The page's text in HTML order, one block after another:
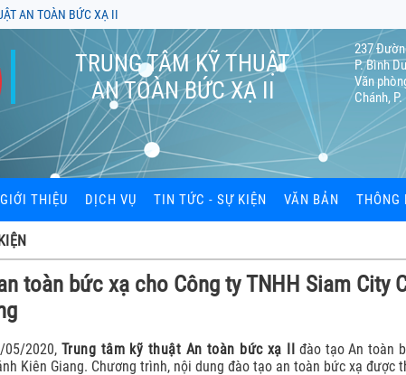
AN TOÀN BỨC XẠ II
TRUNG TÂM KỸ THUẬT
AN TOÀN BỨC XẠ II
237
P. Bình
Văn
Chánh,
GIỚI THIỆU DỊCH VỤ
Kiểm định thiết bị bức xạ
TIN TỨC - SỰ KIỆN VĂN BẢN THÔNG
toàn bức xạ cho Công ty TNHH Siam City
05/2020, Trung tâm kỹ thuật An toàn bức xạ II đào tạo An toàn
Kiên Giang. Chương trình, nội dung đào tạo an toàn bức xạ được